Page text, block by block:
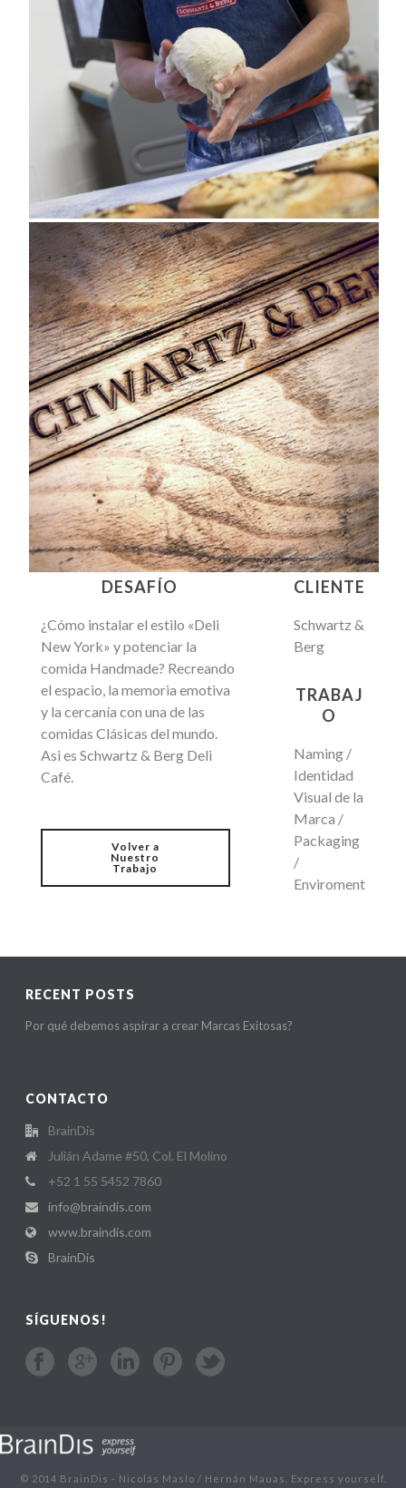
DESAFÍO
¿Cómo instalar el estilo «Deli
New York» y potenciar la
comida Handmade? Recreando
el espacio, la memoria emotiva
y la cercanía con una de las
comidas Clásicas del mundo.
Asi es Schwartz & Berg Deli
Café.
Volver a
Nuestro
Trabajo
CLIENTE
Schwartz &
Berg
TRABAJ
O
Naming /
Identidad
Visual de la
Marca /
Packaging
/
Enviroment
RECENT POSTS
Por qué debemos aspirar a crear Marcas Exitosas?
CONTACTO
BrainDis
Julián Adame #50, Col. El Molino
+52 1 55 5452 7860
info@braindis.com
www.braindis.com
BrainDis
SÍGUENOS!
© 2014 BrainDis - Nicolás Maslo / Hernán Mauas. Express yourself.